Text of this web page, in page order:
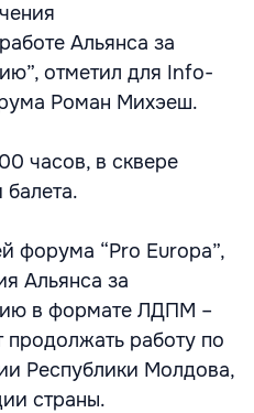
Альянса за
отметил для Info-
Роман Михэеш.
часов, в сквере
форума “Pro Europa”,
Альянса за
в формате ЛДПМ –
работу по
Республики Молдова,
страны.